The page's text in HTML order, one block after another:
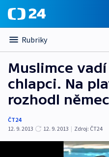
Rubriky
Muslimce
chlapci. Na
rozhodl
ČT24
12. 9. 2013
12. 9. 2013 | Zdroj: ČT24